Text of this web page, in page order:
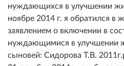
нуждающихся в улучшении
ноябре 2014 г. я обратился в
заявлением о включении в
нуждающимися в улучшении
сыновей: Сидорова Т.В.